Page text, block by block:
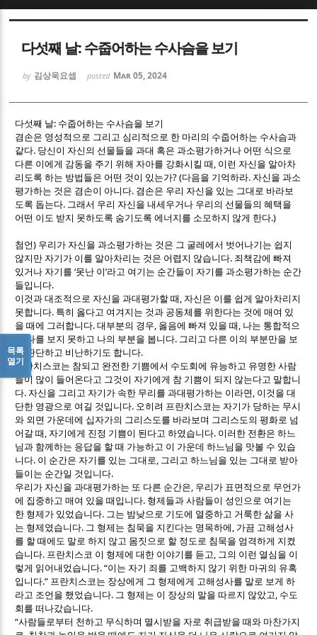
다섯째 날: 수줍어하는 수사슴을 보기
by 김상욱요셉 posted Mar 05, 2024
다섯째 날: 수줍어하는 수사슴을 보기
겸손은 영성적으로 그리고 심리적으로 한 마리의 수줍어하는 수사슴과
같다. 당신이 자신의 선물들을 과대 혹은 과소평가하거나 어떤 식으로
다른 이에게 감동을 주기 위해 자아를 강화시킬 때 , 이런 자신을 알아차
리도록 하는 방법들은 어떤 것이 있는가? (다음을 기억하라.자신을 과소
평가하는 것은 겸손이 아니다. 겸손은 우리 자신을 있는 그대로 바라보
도록 돕는다. 그래서 우리 자신을 내세우거나 우리의 선물들의 혜택을
어떤 이도 받지 못하도록 숨기도록 에너지를 소모하지 않게 한다.)
첨언) 우리가 자신을 과소평가하는 것은 그 굴레에서 벗어나기는 쉽지
않지만 자기가 이를 알아차리는 것은 어렵지 않습니다. 죄책감에 빠져
있거나 자기를‘못난 이’라고 여기는 순간들이 자기를 과소평가하는 순간
들입니다.
이것과 대조적으로 자신을 과대평가할 때 ,자신은 이를 쉽게 알아차리지
못합니다. 특히 옳다고 여겨지는 것과 공동체를 위한다는 것에 매여 있
을 때에 그러합니다.대부분의 경우, 옳음에 빠져 있을 때 , 나는 통합적으
로 나를 보지 못하고 나의 부분을 봅니다. 그리고 다른 이의 부분만을 보
고 판단하고 비난하기도 합니다.
프란치스코는 참되고 완전한 기쁨에서 수도회에 유능하고 유명한 사람
들이 많이 들어온다고 그것이 자기에게 참 기쁨이 되지 않는다고 말합니
다.자신을 그리고 자기가 속한 무리를 과대평가하는 이라면 , 이것을 대
단한 영광으로 여길 것입니다. 오히려 프란치스코는 자기가 당하는 무시
와 외면 가운데에 십자가의 그리스도를 바라보며 그리스도의 평화로 넘
어갈 때 ,자기에게 진정 기쁨이 된다고 하였습니다. 이러한 전환은 하느
님과 함께하는 응답을 할 때 가능하고 이 가운데 하느님을 맛볼 수 있습
니다. 이 순간은 자기를 있는 그대로 , 그리고 하느님을 있는 그대로 받아
들이는 순간일 것입니다.
우리가 자신을 과대평가하는 또 다른 순간은, 우리가 표면적으로 무언가
에 집중하고 매여 있을 때입니다. 형제들과 사람들이 성인으로 여기는
한 형제가 있었습니다. 그는 밤낮으로 기도에 열중하고 거룩한 삶을 사
는 형제였습니다. 그 형제는 침묵을 지킨다는 명목하에 , 가끔 고해성사
를 할 때에도 말로 하지 않고 몸짓으로 할 정도로 침묵을 엄격하게 지켰
습니다. 프란치스코 이 형제에 대한 이야기를 듣고 , 그의 이런 열심을 이
렇게 읽어내었습니다. “이는 자기 죄를 고백하지 않기 위한 마귀의 유혹
입니다.” 프란치스코는 장상에게 그 형제에게 고해성사를 말로 보게 하
라고 조언을 했었습니다. 그 형제는 이 장상의 말을 따르지 않았고 , 수도
회를 떠나갔습니다.
“사람들로부터 천하고 무식하며 멸시받을 자로 취급받을 때와 마찬가지
목록
열기
Sketchbook5, 스케치북5
Sketchbook5, 스케치북5
Sketchbook5, 스케치북5
Sketchbook5, 스케치북5